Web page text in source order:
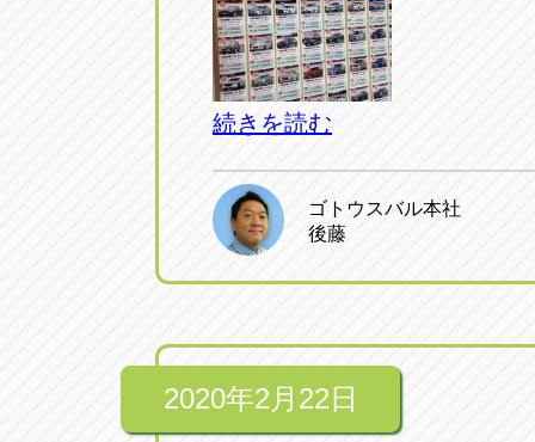
続きを読む
ゴトウスバル本社
後藤
2020年2月22日